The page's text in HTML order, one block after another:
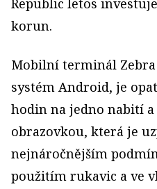
Republic letos
korun.
Mobilní terminál Zebra
systém Android, je
hodin na jedno nabití
obrazovkou, která je
nejnáročnějším
použitím rukavic a ve